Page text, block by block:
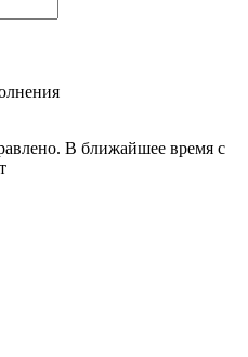
В ближайшее время с